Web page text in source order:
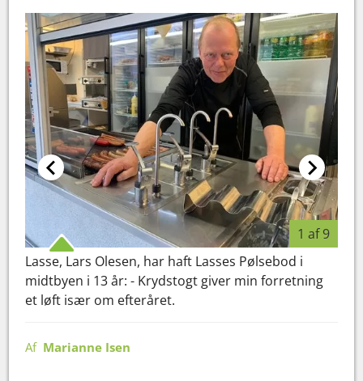
1 af 9
Lasse, Lars Olesen, har haft Lasses Pølsebod i
midtbyen i 13 år: - Krydstogt giver min forretning
et løft især om efteråret.
Af Marianne Isen